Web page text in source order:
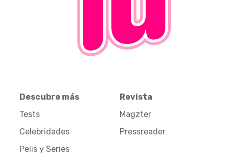
Descubre más
Tests
Celebridades
Pelis y Series
Revista
Magzter
Pressreader